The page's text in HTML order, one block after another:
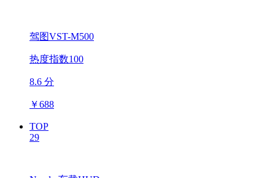
驾图VST-M500
热度指数100
8.6 分
￥688
TOP
29